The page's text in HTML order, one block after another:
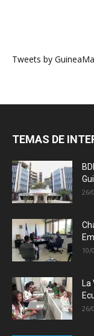
Tweets by
TEMAS DE
26/
10/
La
26/